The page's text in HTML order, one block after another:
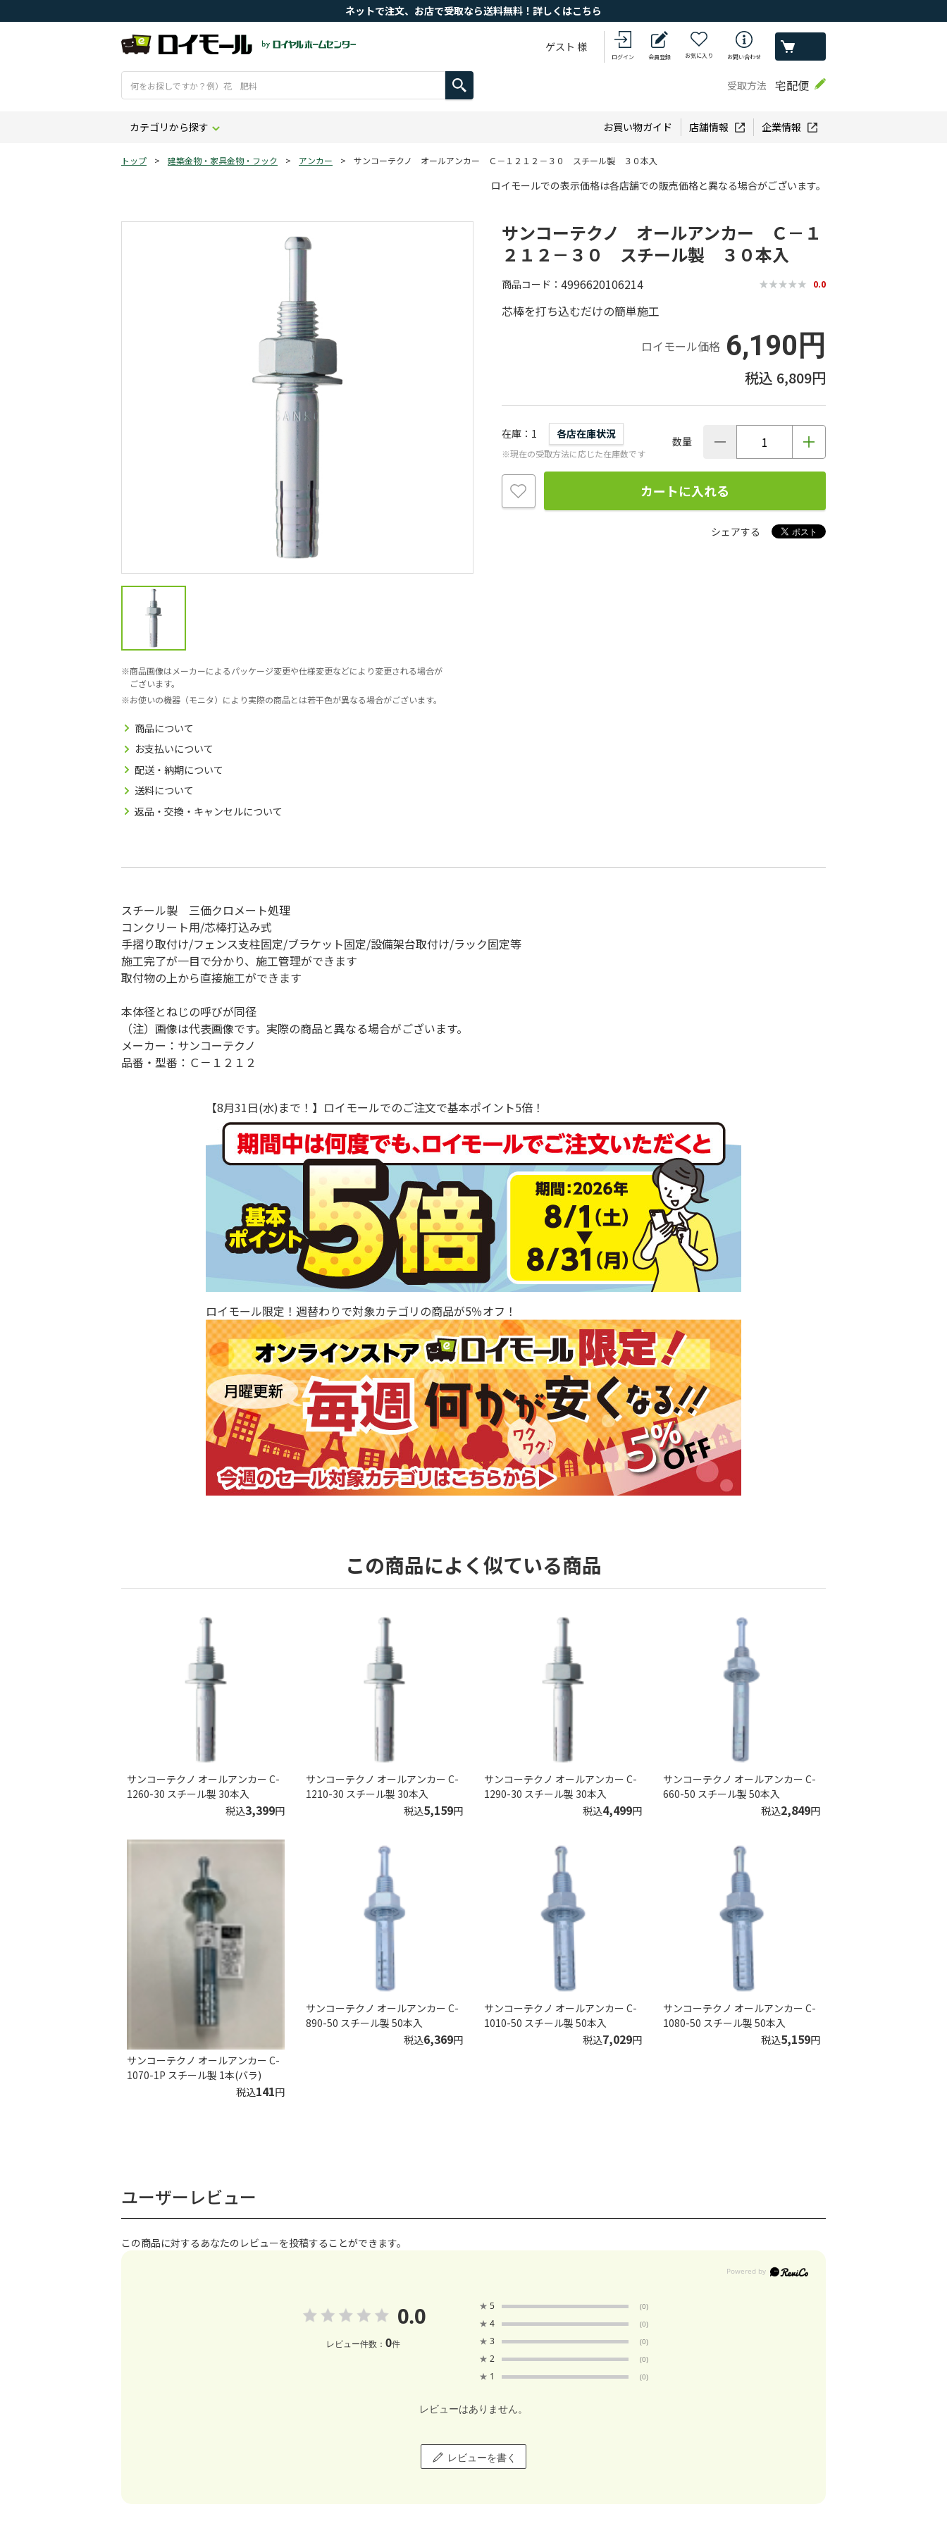
ネットで注文、お店で受取なら送料無料！詳しくはこちら
ゲスト 様
ログイン 会員登録 お気に入り お問い合わせ
受取方法 宅配便
カテゴリから探す お買い物ガイド 店舗情報 企業情報
トップ > 建築金物・家具金物・フック > アンカー > サンコーテクノ オールアンカー Ｃ－１２１２－３０ スチール製 ３０本入
ロイモールでの表示価格は各店舗での販売価格と異なる場合がございます。
商品画像はメーカーによるパッケージ変更や仕様変更などにより変更される場合が
ございます。
お使いの機器（モニタ）により実際の商品とは若干色が異なる場合がございます。
商品について
お支払いについて
配送・納期について
送料について
返品・交換・キャンセルについて
サンコーテクノ オールアンカー Ｃ－１
２１２－３０ スチール製 ３０本入
商品コード 4996620106214 0.0
芯棒を打ち込むだけの簡単施工
ロイモール価格 6,190円
6,809円
在庫 1 各店在庫状況
※現在の受取方法に応じた在庫数です
数量
カートに入れる
シェアする
スチール製 三価クロメート処理
コンクリート用/芯棒打込み式
手摺り取付け/フェンス支柱固定/ブラケット固定/設備架台取付け/ラック固定等
施工完了が一目で分かり、施工管理ができます
取付物の上から直接施工ができます
本体径とねじの呼びが同径
（注）画像は代表画像です。実際の商品と異なる場合がございます。
メーカー：サンコーテクノ
品番・型番：Ｃ－１２１２
【8月31日(水)まで！】ロイモールでのご注文で基本ポイント5倍！
ロイモール限定！週替わりで対象カテゴリの商品が5％オフ！
この商品によく似ている商品
サンコーテクノ オールアンカー C-
1260-30 スチール製 30本入
税込3,399円
サンコーテクノ オールアンカー C-
1210-30 スチール製 30本入
税込5,159円
サンコーテクノ オールアンカー C-
1290-30 スチール製 30本入
税込4,499円
サンコーテクノ オールアンカー C-
660-50 スチール製 50本入
税込2,849円
サンコーテクノ オールアンカー C-
1070-1P スチール製 1本(バラ)
税込141円
サンコーテクノ オールアンカー C-
890-50 スチール製 50本入
税込6,369円
サンコーテクノ オールアンカー C-
1010-50 スチール製 50本入
税込7,029円
サンコーテクノ オールアンカー C-
1080-50 スチール製 50本入
税込5,159円
ユーザーレビュー
この商品に対するあなたのレビューを投稿することができます。
0.0
レビュー件数： 0件
★ 5 (0)
★ 4 (0)
★ 3 (0)
★ 2 (0)
★ 1 (0)
レビューはありません。
レビューを書く